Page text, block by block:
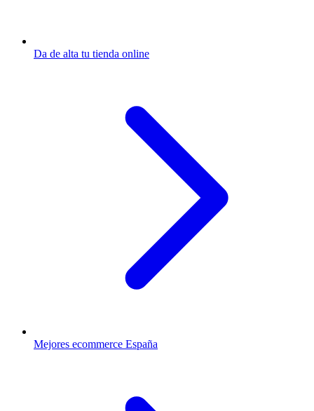
Da de alta tu tienda online
Mejores ecommerce España